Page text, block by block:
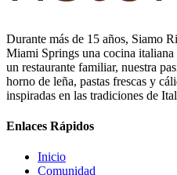
Durante más de 15 años, Siamo
Miami Springs una cocina italiana
un restaurante familiar, nuestra
horno de leña, pastas frescas y
inspiradas en las tradiciones de
Enlaces Rápidos
Inicio
Comunidad